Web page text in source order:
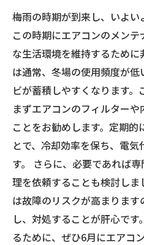
エアコンが持つ力：夏
成功するエアコン工事
梅雨の時期が到来し、いよい
この時期にエアコンのメン
な生活環境を維持するため
は通常、冬場の使用頻度が
ビが蓄積しやすくなります。
まずエアコンのフィルター
ことをお勧めします。定期的
とで、冷却効率を保ち、電
す。 さらに、必要であれば
理を依頼することも検討し
は故障のリスクが高まりま
し、対処することが肝心で
るために、ぜひ6月にエアコ